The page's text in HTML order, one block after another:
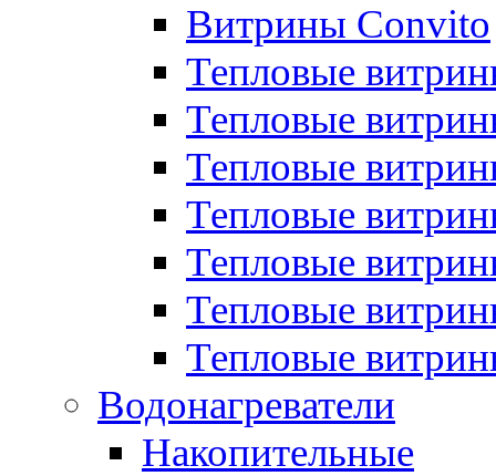
Витрины Convito
Тепловые
Тепловые
Тепловые
Тепловые
Тепловые
Тепловые
Тепловые
Водонагреватели
Накопительные